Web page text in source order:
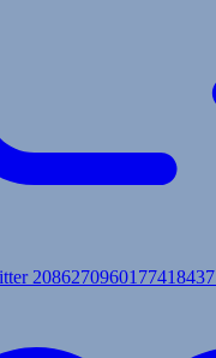
2086270960177418437